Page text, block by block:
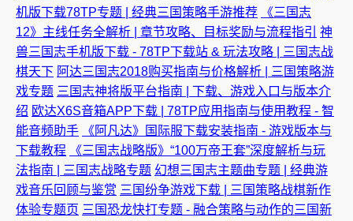
机版下载78TP专题 | 经典三国策略手游推荐
《三国志
12》主线任务全解析 | 章节攻略、目标奖励与流程指引
神
兽三国志手机版下载 - 78TP下载站 & 玩法攻略 | 三国志战
棋天下 阿达三国志2018购买指南与价格解析 | 三国策略游
戏专题 三国志神将版平台指南 | 下载、游戏入口与版本介
绍 欧达X6S音箱APP下载 | 78TP应用指南与使用教程 - 智
能音频助手
《阿凡达》国际服下载安装指南 - 游戏版本与
下载教程
《三国志战略版》“100万帝王套”深度解析与玩
法指南 | 三国志战略专题 幻想三国志主题曲专题 | 经典游
戏音乐回顾与鉴赏 三国纷争游戏下载 | 三国策略战棋新作
体验专题页 三国恐龙快打专题 - 融合策略与动作的三国新